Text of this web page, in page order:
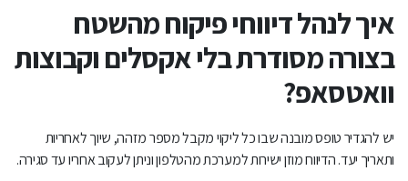
איך לנהל דיווחי פיקוח מהשטח
בצורה מסודרת בלי אקסלים וקבוצות
וואטסאפ?
יש להגדיר טופס מובנה שבו כל ליקוי מקבל מספר מזהה, שיוך לאחריות
ותאריך יעד. הדיווח מוזן ישירות למערכת מהטלפון וניתן לעקוב אחריו עד סגירה.